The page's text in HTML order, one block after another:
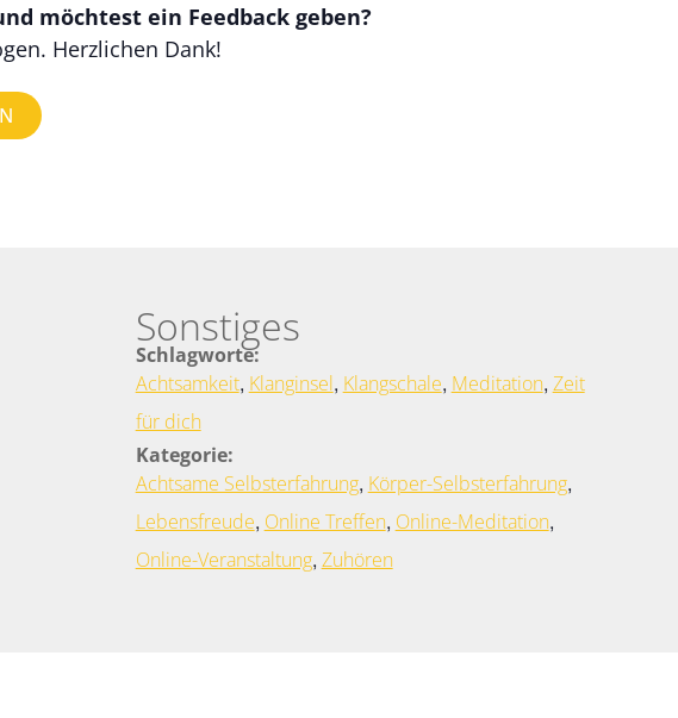
möchtest ein Feedback geben?
Herzlichen Dank!
Sonstiges
Schlagworte:
Achtsamkeit, Klanginsel, Klangschale, Meditation, Zeit
für dich
Kategorie:
Achtsame Selbsterfahrung, Körper-Selbsterfahrung,
Lebensfreude, Online Treffen, Online-Meditation,
Online-Veranstaltung, Zuhören